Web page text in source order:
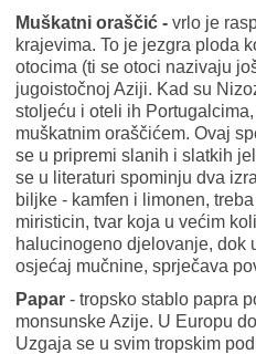
Muškatni oraščić - vrlo je
krajevima. To je jezgra ploda
otocima (ti se otoci nazivaju
jugoistočnoj Aziji. Kad su
stoljeću i oteli ih
muškatnim oraščićem. Ovaj
se u pripremi slanih i slatkih
se u literaturi spominju dva
biljke - kamfen i limonen,
miristicin, tvar koja u većim
halucinogeno djelovanje, dok
osjećaj mučnine, sprječava
Papar - tropsko stablo papra
monsunske Azije. U Europu
Uzgaja se u svim tropskim